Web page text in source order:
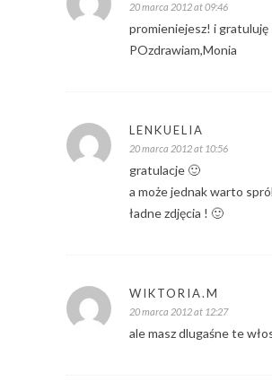
20 marca 2012 at 09:46
promieniejesz! i gratuluję
POzdrawiam,Monia
LENKUELIA
20 marca 2012 at 10:56
gratulacje 🙂
a może jednak warto
ładne zdjęcia ! 🙂
WIKTORIA.M
20 marca 2012 at 12:27
ale masz dlugaśne te